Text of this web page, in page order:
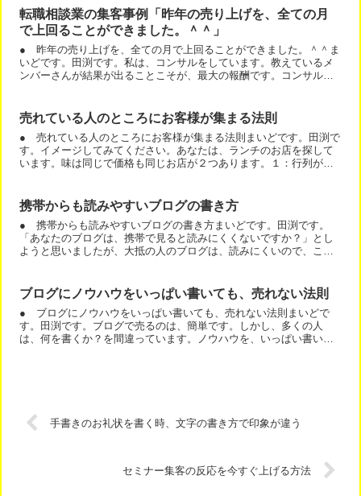
転職相談業の集客事例「昨年の売り上げを、全ての月
で上回ることができました。＾＾」
● 昨年の売り上げを、全ての月で上回ることができました。＾＾ま
いどです。田渕です。私は、コンサルをしています。教えているメ
ンバーさんが結果が出ることこそが、最大の報酬です。コンサルが
売れている人のところにお客様が集まる法則
● 売れている人のところにお客様が集まる法則まいどです。田渕で
す。イメージしてみてください。あなたは、ランチのお店を探して
います。味は同じで価格も同じお店が２つあります。１：行列がで
携帯からも読みやすいブログの書き方
● 携帯からも読みやすいブログの書き方まいどです。田渕です。
「あなたのブログは、携帯で見ると読みにくくないですか？」とし
ようと思いましたが、大抵の人のブログは、読みにくいので、この
ブログにノウハウをいっぱい書いても、売れない法則
● ブログにノウハウをいっぱい書いても、売れない法則まいどで
す。田渕です。ブログで売るのは、簡単です。しかし、多くの人
は、何を書くか？を間違っています。ノウハウを、いっぱい書いて
手書きのお礼状を書く時、文字の書き方で印象が違う
セミナー集客の反応を今すぐ上げる方法